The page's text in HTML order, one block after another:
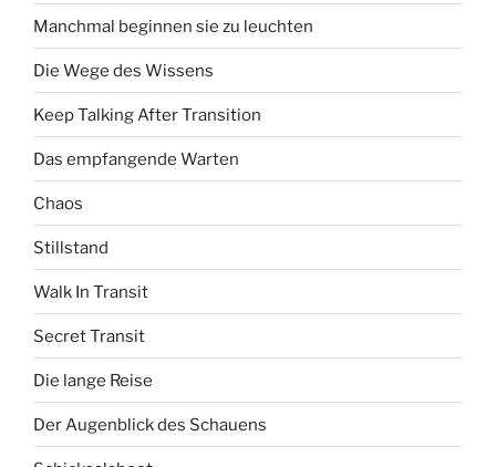
Manchmal beginnen sie zu leuchten
Die Wege des Wissens
Keep Talking After Transition
Das empfangende Warten
Chaos
Stillstand
Walk In Transit
Secret Transit
Die lange Reise
Der Augenblick des Schauens